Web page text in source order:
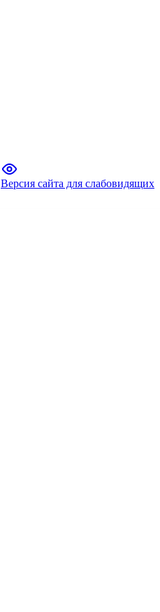
Версия сайта для слабовидящих